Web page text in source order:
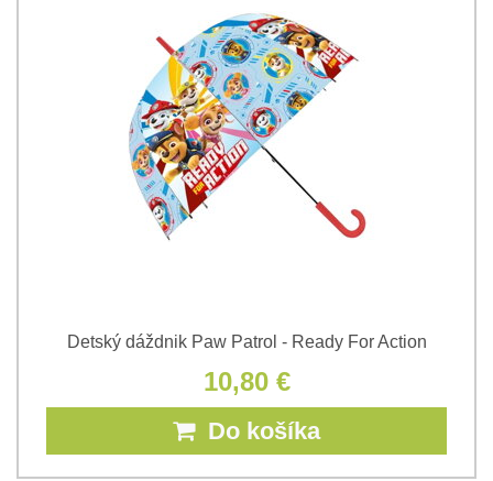
Detský dáždnik Paw Patrol - Ready For Action
10,80 €
Do košíka